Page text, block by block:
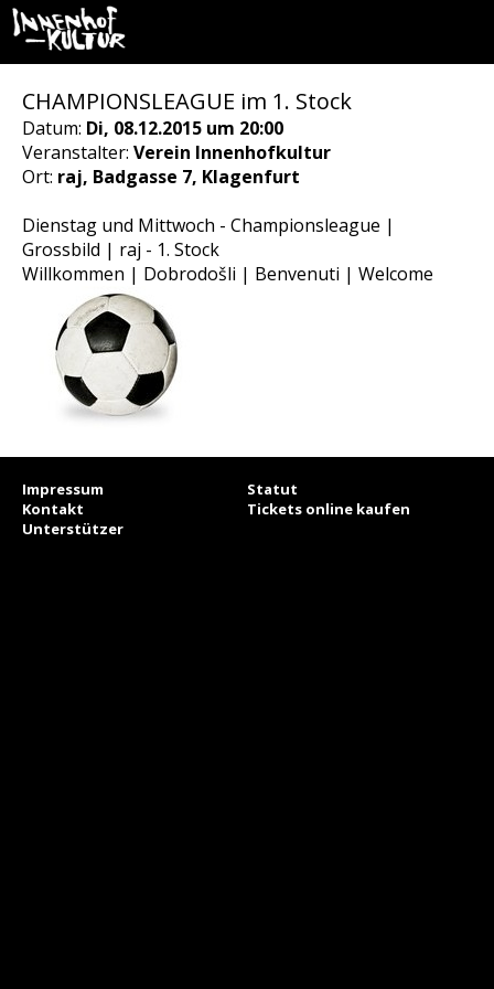
CHAMPIONSLEAGUE im 1. Stock
Datum: Di, 08.12.2015 um 20:00
Veranstalter: Verein Innenhofkultur
Ort: raj, Badgasse 7, Klagenfurt
Dienstag und Mittwoch - Championsleague |
Grossbild | raj - 1. Stock
Willkommen | Dobrodošli | Benvenuti | Welcome
Impressum
Statut
Kontakt
Tickets online kaufen
Unterstützer